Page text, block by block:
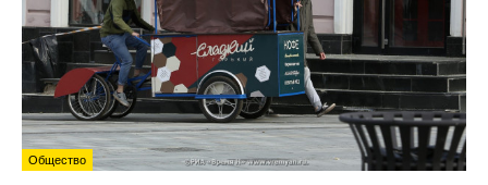
Общество